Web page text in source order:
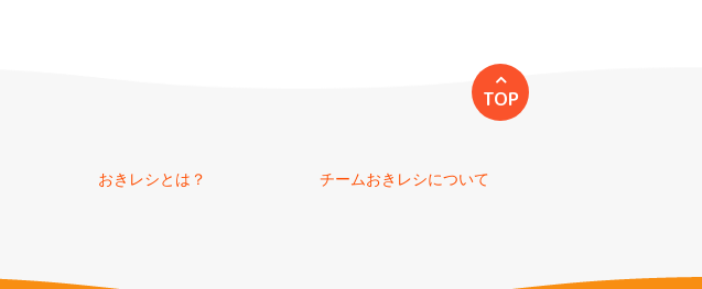
TOP
おきレシとは？ チームおきレシについて